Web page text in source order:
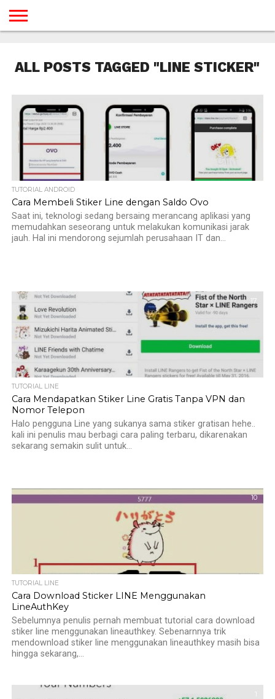
GAMES
DESAIN
ANDROID
IOS
YOUTUBE
INTERNET
WINDOWS
LINUX
MACINTOSH
MESSENGER
BLOGSPOT
WORDPRESS
PEMROGRAMAN
SEO
WEB
SERVER
ALL POSTS TAGGED "LINE STICKER"
TUTORIAL ANDROID
Cara Membeli Stiker Line dengan Saldo Ovo
Saat ini, teknologi sedang bersaing merancang aplikasi yang
memudahkan seseorang untuk melakukan komunikasi jarak
jauh. Hal ini mendorong sejumlah perusahaan IT dan...
17
TUTORIAL LINE
Cara Mendapatkan Stiker Line Gratis Tanpa VPN dan
Nomor Telepon
Halo pengguna Line yang sukanya sama stiker gratisan hehe..
kali ini penulis mau berbagi cara paling terbaru, dikarenakan
sekarang semakin sulit untuk...
10
TUTORIAL LINE
Cara Download Sticker LINE Menggunakan
LineAuthKey
Sebelumnya penulis pernah membuat tutorial cara download
stiker line menggunakan lineauthkey. Sebenarnnya trik
mendownload stiker line menggunakan lineauthkey masih bisa
hingga sekarang,...
1